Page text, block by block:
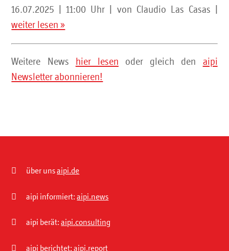
16.07.2025 | 11:00 Uhr | von Claudio Las Casas |
weiter lesen »
Weitere News hier lesen oder gleich den aipi
Newsletter abonnieren!
 über unsaipi.de
 aipi informiert:aipi.news
 aipi berät:aipi.consulting
 aipi berichtet:aipi.report